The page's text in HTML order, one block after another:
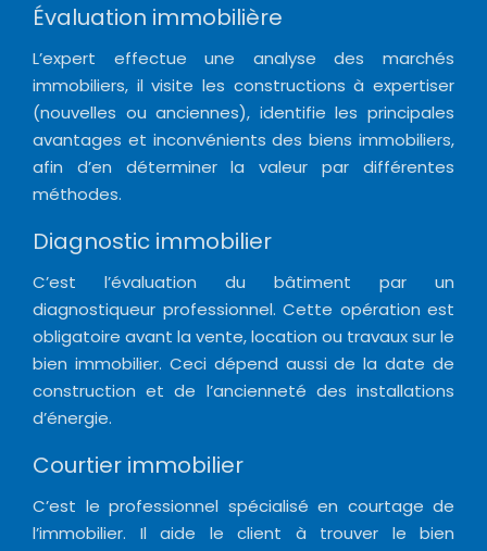
Évaluation immobilière
L’expert effectue une analyse des marchés
immobiliers, il visite les constructions à expertiser
(nouvelles ou anciennes), identifie les principales
avantages et inconvénients des biens immobiliers,
afin d’en déterminer la valeur par différentes
méthodes.
Diagnostic immobilier
C’est l’évaluation du bâtiment par un
diagnostiqueur professionnel. Cette opération est
obligatoire avant la vente, location ou travaux sur le
bien immobilier. Ceci dépend aussi de la date de
construction et de l’ancienneté des installations
d’énergie.
Courtier immobilier
C’est le professionnel spécialisé en courtage de
l’immobilier. Il aide le client à trouver le bien